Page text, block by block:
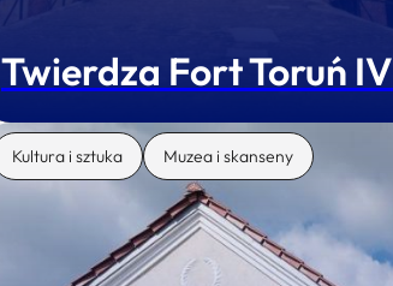
Twierdza Fort Toruń IV
Kultura i sztuka Muzea i skanseny